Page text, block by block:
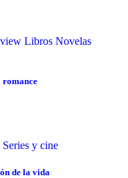
Libros Novelas
romance
Series y cine
de la vida